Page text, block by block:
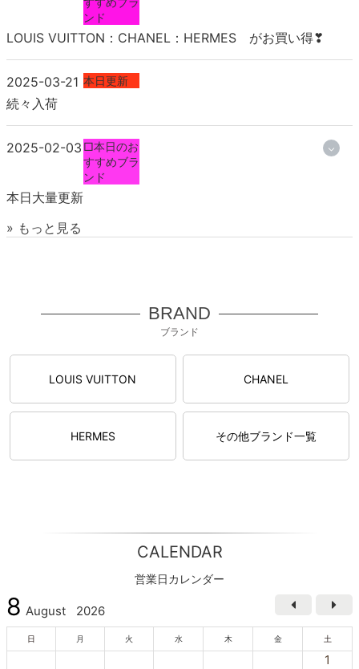
ンド
LOUIS VUITTON：CHANEL：HERMES がお買い得❣
2025-03-21 本日更新
続々入荷
2025-02-03 □本日のお
すすめブラ
ンド
本日大量更新
» もっと見る
BRAND
ブランド
LOUIS VUITTON CHANEL
HERMES その他ブランド一覧
CALENDAR
営業日カレンダー
8 August 2026
日 月 火 水 木 金 土
1